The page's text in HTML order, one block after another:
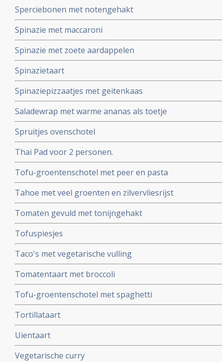
Sperciebonen met notengehakt
Spinazie met maccaroni
Spinazie met zoete aardappelen
Spinazietaart
Spinaziepizzaatjes met geitenkaas
Saladewrap met warme ananas als toetje
Spruitjes ovenschotel
Thai Pad voor 2 personen.
Tofu-groentenschotel met peer en pasta
Tahoe met veel groenten en zilvervliesrijst
Tomaten gevuld met tonijngehakt
Tofuspiesjes
Taco's met vegetarische vulling
Tomatentaart met broccoli
Tofu-groentenschotel met spaghetti
Tortillataart
Uientaart
Vegetarische curry